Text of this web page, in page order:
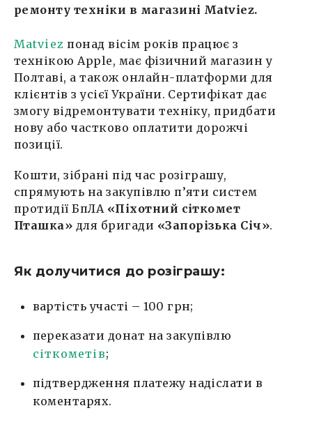
ремонту техніки в магазині Matviez.
Matviez понад вісім років працює з
технікою Apple, має фізичний магазин у
Полтаві, а також онлайн-платформи для
клієнтів з усієї України. Сертифікат дає
змогу відремонтувати техніку, придбати
нову або частково оплатити дорожчі
позиції.
Кошти, зібрані під час розіграшу,
спрямують на закупівлю п’яти систем
протидії БпЛА «Піхотний сіткомет
Пташка» для бригади «Запорізька Січ».
Як долучитися до розіграшу:
вартість участі – 100 грн;
переказати донат на закупівлю
сіткометів;
підтвердження платежу надіслати в
коментарях.